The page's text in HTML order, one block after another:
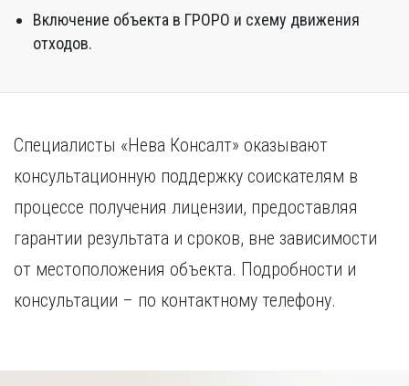
Включение объекта в ГРОРО и схему движения
отходов.
Специалисты «Нева Консалт» оказывают
консультационную поддержку соискателям в
процессе получения лицензии, предоставляя
гарантии результата и сроков, вне зависимости
от местоположения объекта. Подробности и
консультации – по контактному телефону.